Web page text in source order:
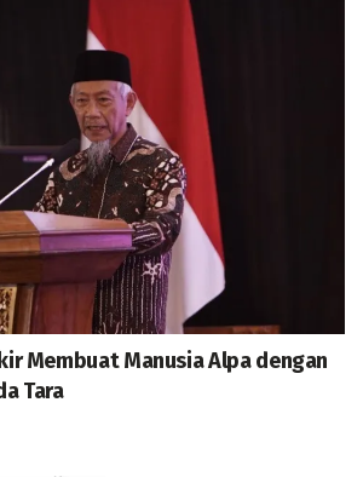
Membuat Manusia Alpa dengan
Tara